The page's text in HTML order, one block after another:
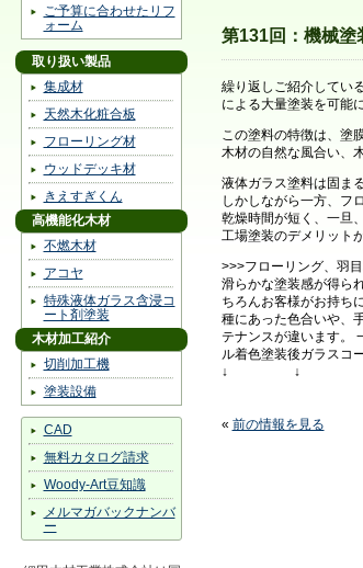
ご予算に合わせたリフ
ォーム
取り扱い製品
集成材
天然木化粧合板
フローリング材
ウッドデッキ材
きえすぎくん
高機能化木材
不燃木材
アコヤ
特殊液体ガラス含浸コ
ート剤塗装
木材加工紹介
切削加工機
塗装設備
CAD
無料カタログ請求
Woody-Art豆知識
メルマガバックナンバ
ー
第131回：機械塗
繰り返しご紹介してい
による大量塗装を可能
この塗料の特徴は、塗
木材の自然な風合い、
液体ガラス塗料は固ま
しかしながら一方、フ
乾燥時間が短く、一旦
工場塗装のデメリット
>>>フローリング、羽
滑らかな塗装感が得ら
ちろんお客様がお持ち
種にあった色合いや、
テナンスが違います。
ル着色塗装後ガラス
↓ ↓ ↓ ↓ ↓ ↓
« 前の情報を見る